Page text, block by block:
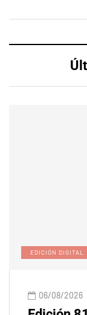
EDICIÓN DIGITAL
06/08/2026